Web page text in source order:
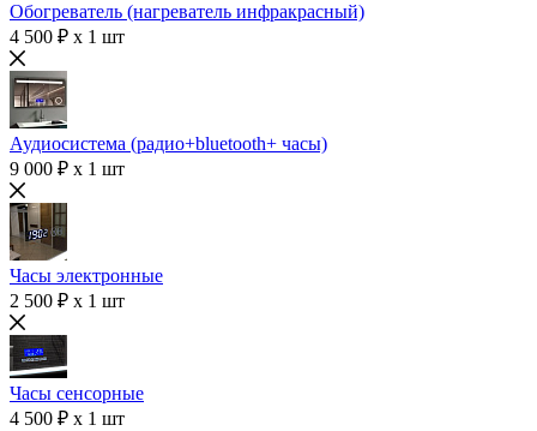
Обогреватель (нагреватель инфракрасный)
4 500 ₽ x 1 шт
Аудиосистема (радио+bluetooth+ часы)
9 000 ₽ x 1 шт
Часы электронные
2 500 ₽ x 1 шт
Часы сенсорные
4 500 ₽ x 1 шт